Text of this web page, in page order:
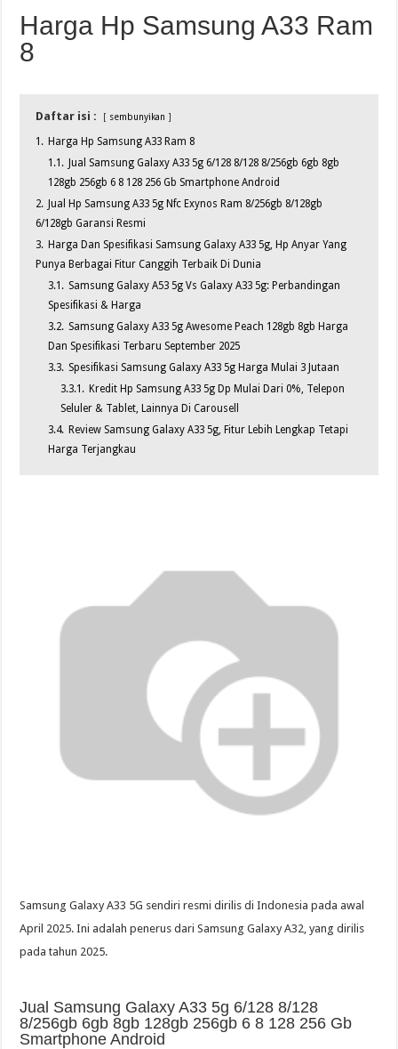
Harga Hp Samsung A33 Ram
8
Daftar isi : sembunyikan
1. Harga Hp Samsung A33 Ram 8
1.1. Jual Samsung Galaxy A33 5g 6/128 8/128 8/256gb 6gb 8gb
128gb 256gb 6 8 128 256 Gb Smartphone Android
2. Jual Hp Samsung A33 5g Nfc Exynos Ram 8/256gb 8/128gb
6/128gb Garansi Resmi
3. Harga Dan Spesifikasi Samsung Galaxy A33 5g, Hp Anyar Yang
Punya Berbagai Fitur Canggih Terbaik Di Dunia
3.1. Samsung Galaxy A53 5g Vs Galaxy A33 5g: Perbandingan
Spesifikasi & Harga
3.2. Samsung Galaxy A33 5g Awesome Peach 128gb 8gb Harga
Dan Spesifikasi Terbaru September 2025
3.3. Spesifikasi Samsung Galaxy A33 5g Harga Mulai 3 Jutaan
3.3.1. Kredit Hp Samsung A33 5g Dp Mulai Dari 0%, Telepon
Seluler & Tablet, Lainnya Di Carousell
3.4. Review Samsung Galaxy A33 5g, Fitur Lebih Lengkap Tetapi
Harga Terjangkau
Samsung Galaxy A33 5G sendiri resmi dirilis di Indonesia pada awal
April 2025. Ini adalah penerus dari Samsung Galaxy A32, yang dirilis
pada tahun 2025.
Jual Samsung Galaxy A33 5g 6/128 8/128
8/256gb 6gb 8gb 128gb 256gb 6 8 128 256 Gb
Smartphone Android